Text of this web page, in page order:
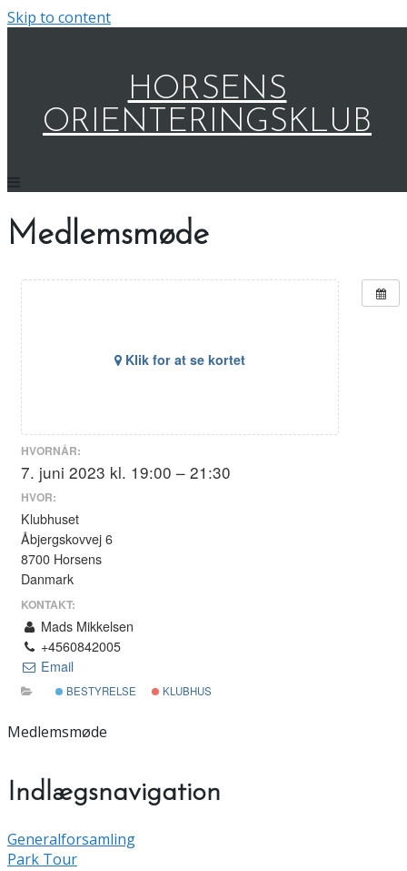
Skip to content
HORSENS
ORIENTERINGSKLUB
Medlemsmøde
Klik for at se kortet
HVORNÅR:
7. juni 2023 kl. 19:00 – 21:30
HVOR:
Klubhuset
Åbjergskovvej 6
8700 Horsens
Danmark
KONTAKT:
Mads Mikkelsen
+4560842005
Email
BESTYRELSE KLUBHUS
Medlemsmøde
Indlægsnavigation
Generalforsamling
Park Tour